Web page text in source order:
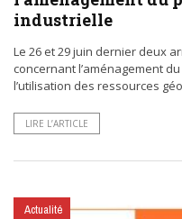
industrielle
Le 26 et 29 juin dernier deux
concernant l’aménagement
l’utilisation des ressources
LIRE L’ARTICLE
Actualité